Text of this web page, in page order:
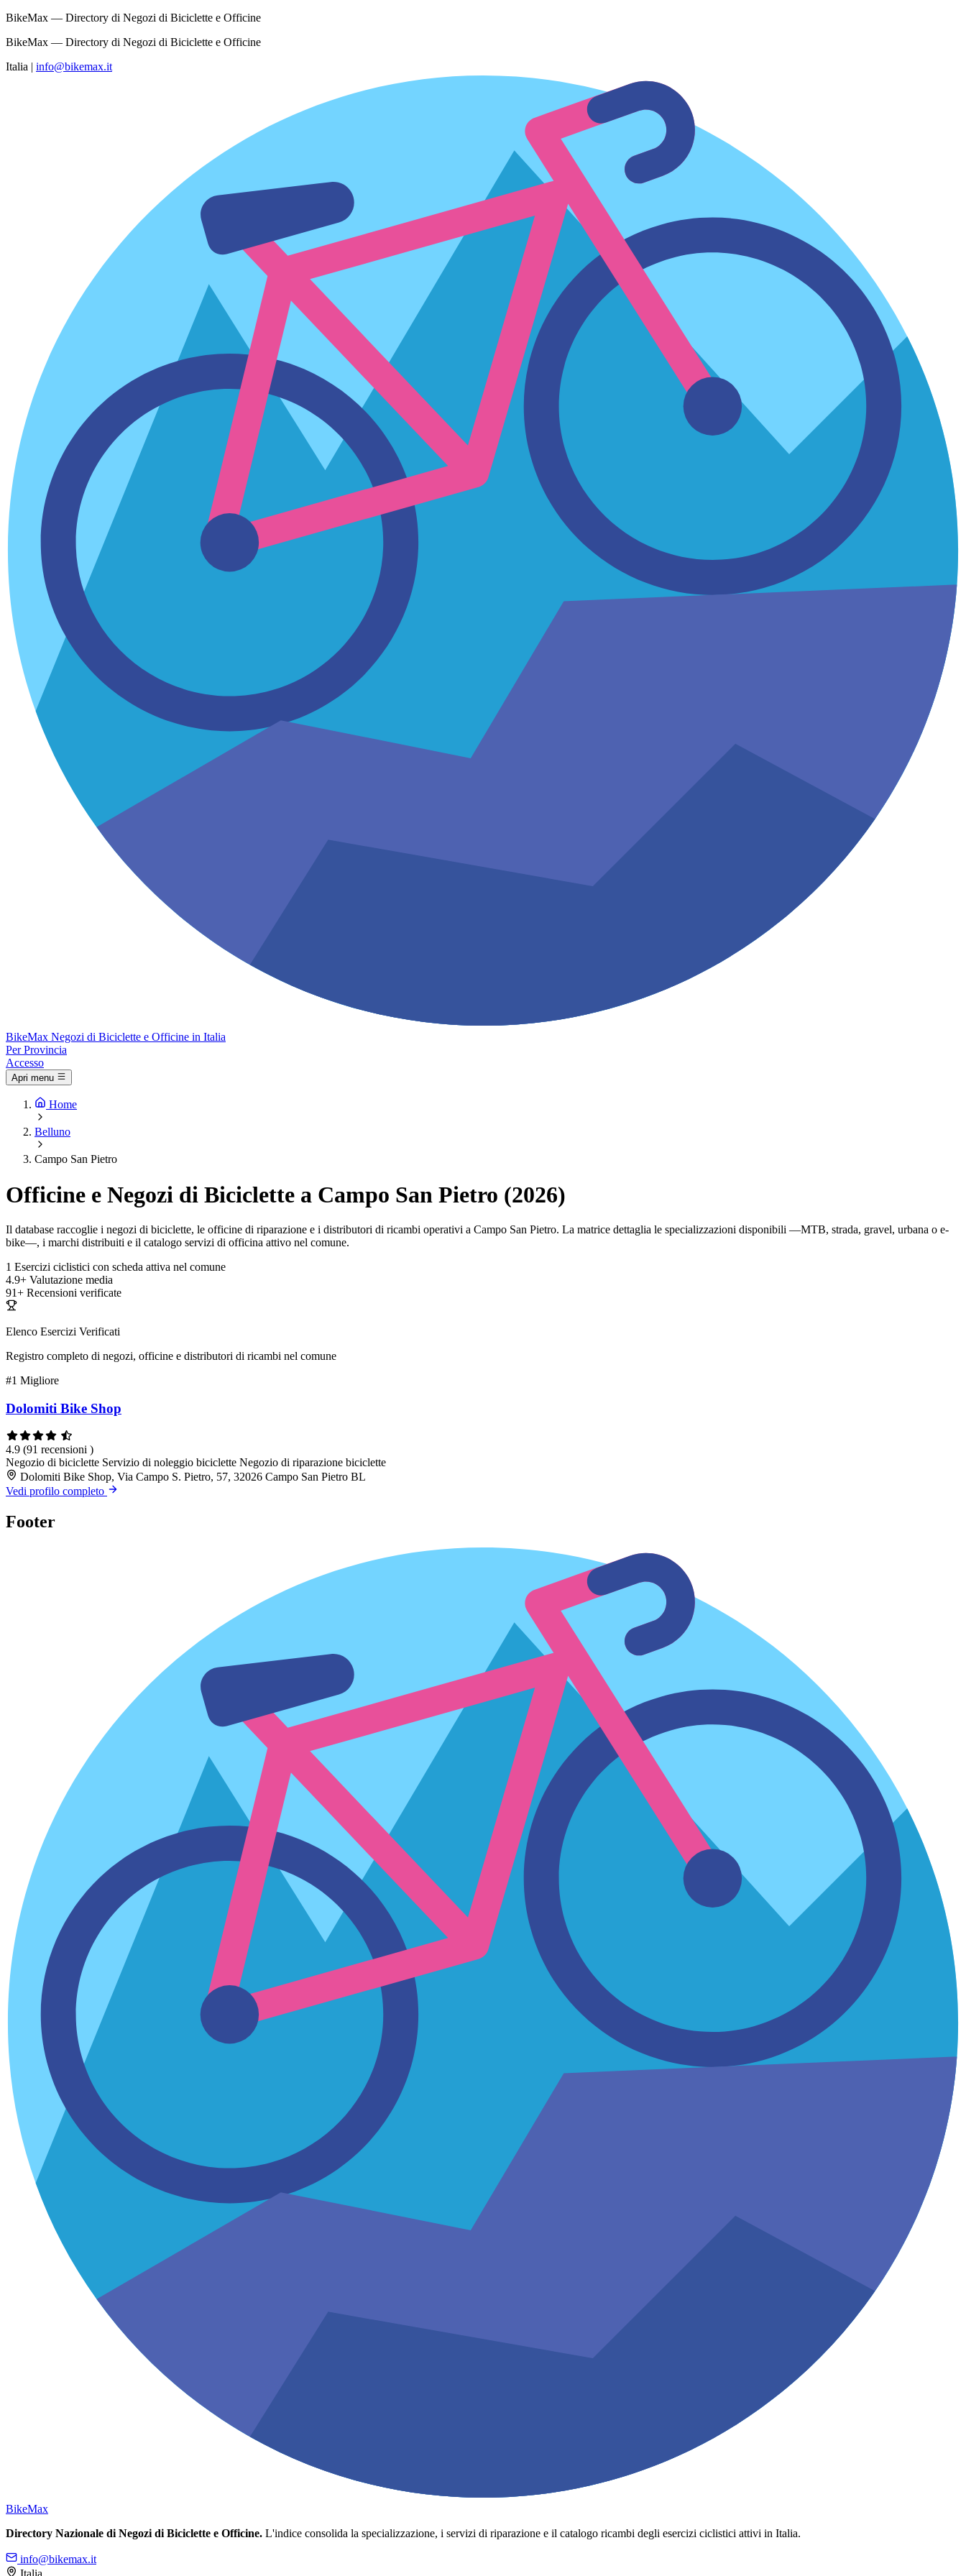
BikeMax — Directory di Negozi di Biciclette e Officine
BikeMax — Directory di Negozi di Biciclette e Officine
Italia | info@bikemax.it
BikeMax Negozi di Biciclette e Officine in Italia
Per Provincia
Accesso
Apri menu
Home
Belluno
Campo San Pietro
Officine e Negozi di Biciclette a Campo San Pietro (2026)
Il database raccoglie i negozi di biciclette, le officine di riparazione e i distributori di ricambi operativi a Campo San Pietro. La matrice dettaglia le specializzazioni disponibili —MTB, strada, gravel, urbana o e-
bike—, i marchi distribuiti e il catalogo servizi di officina attivo nel comune.
1 Esercizi ciclistici con scheda attiva nel comune
4.9+ Valutazione media
91+ Recensioni verificate
Elenco Esercizi Verificati
Registro completo di negozi, officine e distributori di ricambi nel comune
#1 Migliore
Dolomiti Bike Shop
4.9 (91 recensioni )
Negozio di biciclette Servizio di noleggio biciclette Negozio di riparazione biciclette
Dolomiti Bike Shop, Via Campo S. Pietro, 57, 32026 Campo San Pietro BL
Vedi profilo completo
Footer
BikeMax
Directory Nazionale di Negozi di Biciclette e Officine. L'indice consolida la specializzazione, i servizi di riparazione e il catalogo ricambi degli esercizi ciclistici attivi in Italia.
info@bikemax.it